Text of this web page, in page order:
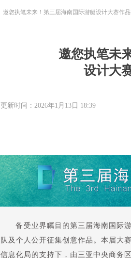
邀您执笔未
设计大
邀您执笔未来！第三届海南国际游艇设计大赛作
备受业界瞩目的第三届海南国际
队及个人公开征集创意作品。本届大
信息化局的支持下 ，由三亚中央商务
更新时间： 2026年1月13日 18:39